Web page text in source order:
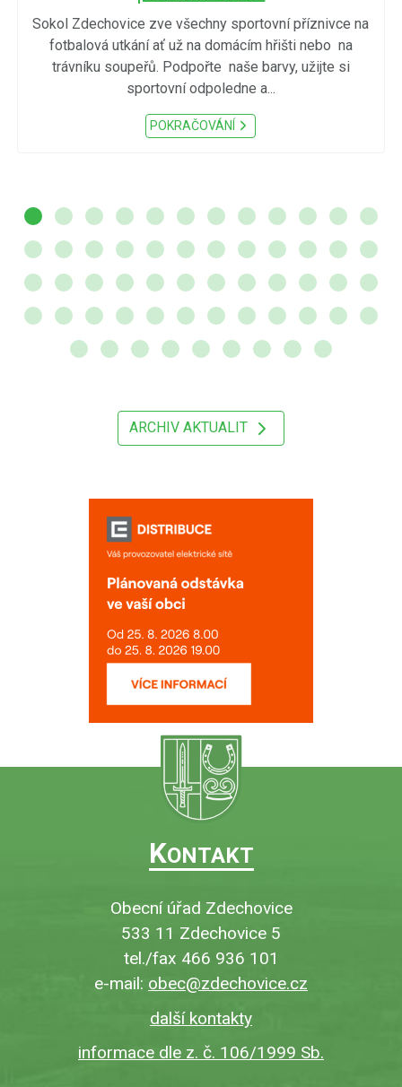
Sokol Zdechovice zve všechny sportovní příznivce na
fotbalová utkání ať už na domácím hřišti nebo na
trávníku soupeřů. Podpořte naše barvy, užijte si
sportovní odpoledne a...
POKRAČOVÁNÍ
ARCHIV AKTUALIT
KONTAKT
Obecní úřad Zdechovice
533 11 Zdechovice 5
tel./fax 466 936 101
e-mail: obec@zdechovice.cz
další kontakty
informace dle z. č. 106/1999 Sb.